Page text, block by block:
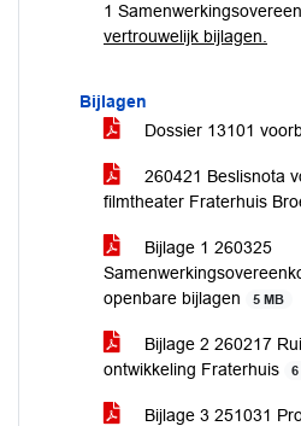
1
vertrouwelijk bijlagen.
Bijlagen
Dossier 13101
260421 Beslisnota
filmtheater Fraterhuis
Bijlage 1 260325
openbare bijlagen
5 MB
Bijlage 2 260217
ontwikkeling Fraterhuis
6
Bijlage 3 251031